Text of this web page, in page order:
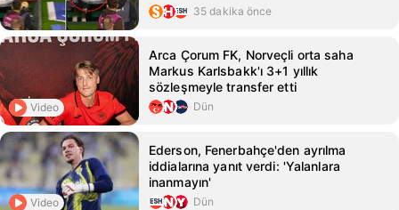
35 dakika önce
Video
Arca Çorum FK, Norveçli orta saha
Markus Karlsbakk'ı 3+1 yıllık
sözleşmeyle transfer etti
Dün
Video
Ederson, Fenerbahçe'den ayrılma
iddialarına yanıt verdi: 'Yalanlara
inanmayın'
Dün